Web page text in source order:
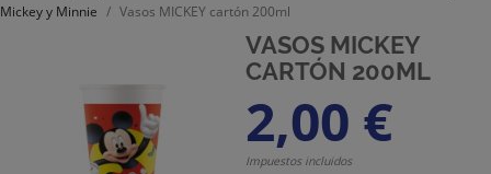
Mickey y Minnie
Vasos MICKEY cartón 200ml
VASOS MICKEY
CARTÓN 200ML
2,00 €
Impuestos incluidos